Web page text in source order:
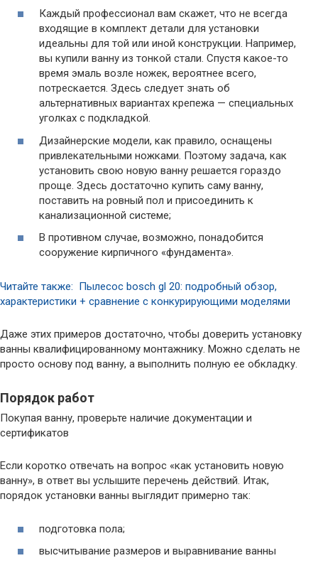
Каждый профессионал вам скажет, что не всегда
входящие в комплект детали для установки
идеальны для той или иной конструкции. Например,
вы купили ванну из тонкой стали. Спустя какое-то
время эмаль возле ножек, вероятнее всего,
потрескается. Здесь следует знать об
альтернативных вариантах крепежа — специальных
уголках с подкладкой.
Дизайнерские модели, как правило, оснащены
привлекательными ножками. Поэтому задача, как
установить свою новую ванну решается гораздо
проще. Здесь достаточно купить саму ванну,
поставить на ровный пол и присоединить к
канализационной системе;
В противном случае, возможно, понадобится
сооружение кирпичного «фундамента».
Читайте также: Пылесос bosch gl 20: подробный обзор,
характеристики + сравнение с конкурирующими моделями
Даже этих примеров достаточно, чтобы доверить установку
ванны квалифицированному монтажнику. Можно сделать не
просто основу под ванну, а выполнить полную ее обкладку.
Порядок работ
Покупая ванну, проверьте наличие документации и
сертификатов
Если коротко отвечать на вопрос «как установить новую
ванну», в ответ вы услышите перечень действий. Итак,
порядок установки ванны выглядит примерно так:
подготовка пола;
высчитывание размеров и выравнивание ванны